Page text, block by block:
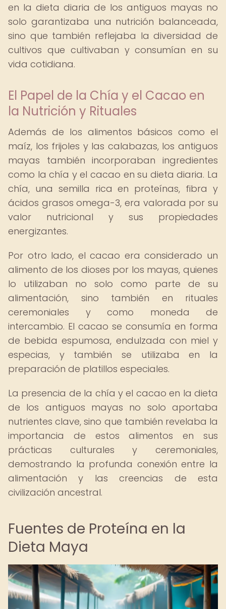
en la dieta diaria de los antiguos mayas no
solo garantizaba una nutrición balanceada,
sino que también reflejaba la diversidad de
cultivos que cultivaban y consumían en su
vida cotidiana.
El Papel de la Chía y el Cacao en
la Nutrición y Rituales
Además de los alimentos básicos como el
maíz, los frijoles y las calabazas, los antiguos
mayas también incorporaban ingredientes
como la chía y el cacao en su dieta diaria. La
chía, una semilla rica en proteínas, fibra y
ácidos grasos omega-3, era valorada por su
valor nutricional y sus propiedades
energizantes.
Por otro lado, el cacao era considerado un
alimento de los dioses por los mayas, quienes
lo utilizaban no solo como parte de su
alimentación, sino también en rituales
ceremoniales y como moneda de
intercambio. El cacao se consumía en forma
de bebida espumosa, endulzada con miel y
especias, y también se utilizaba en la
preparación de platillos especiales.
La presencia de la chía y el cacao en la dieta
de los antiguos mayas no solo aportaba
nutrientes clave, sino que también revelaba la
importancia de estos alimentos en sus
prácticas culturales y ceremoniales,
demostrando la profunda conexión entre la
alimentación y las creencias de esta
civilización ancestral.
Fuentes de Proteína en la
Dieta Maya